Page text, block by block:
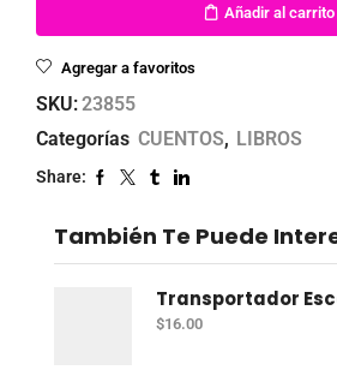
Añadir al carrito
Agregar a favoritos
SKU:23855
Categorías CUENTOS, LIBROS
Share:
También Te Puede
$16.00